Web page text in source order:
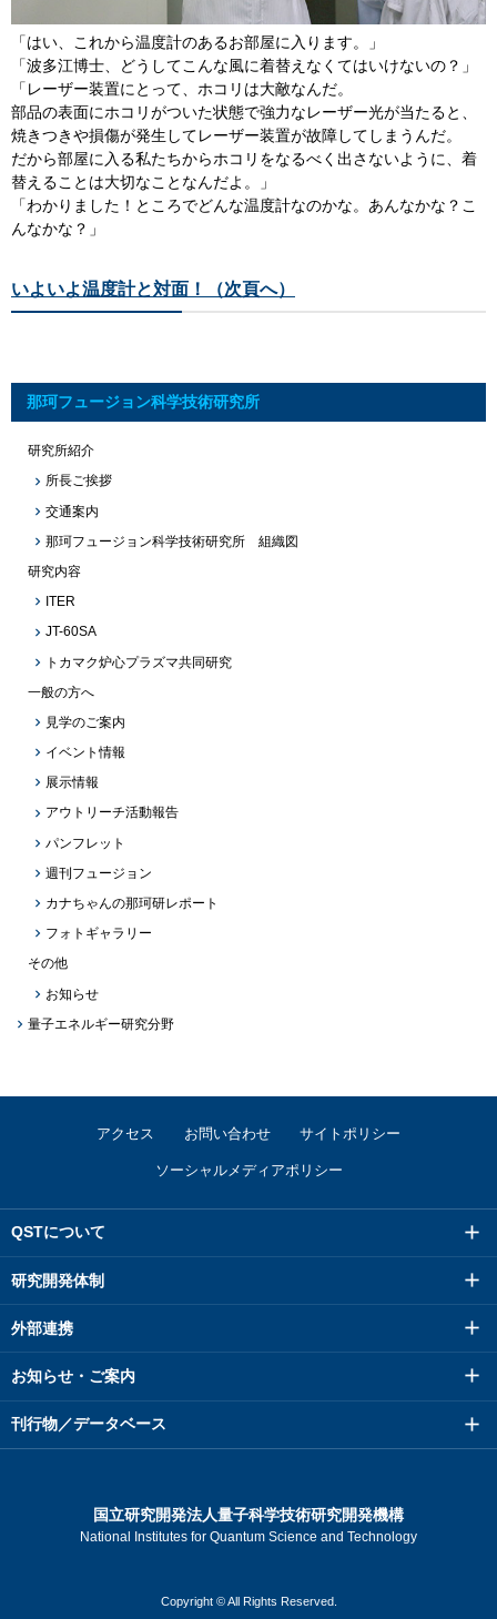
「はい、これから温度計のあるお部屋に入ります。」
「波多江博士、どうしてこんな風に着替えなくてはいけないの？」
「レーザー装置にとって、ホコリは大敵なんだ。
部品の表面にホコリがついた状態で強力なレーザー光が当たると、
焼きつきや損傷が発生してレーザー装置が故障してしまうんだ。
だから部屋に入る私たちからホコリをなるべく出さないように、着
替えることは大切なことなんだよ。」
「わかりました！ところでどんな温度計なのかな。あんなかな？こ
んなかな？」
いよいよ温度計と対面！（次頁へ）
那珂フュージョン科学技術研究所
研究所紹介
所長ご挨拶
交通案内
那珂フュージョン科学技術研究所 組織図
研究内容
ITER
JT-60SA
トカマク炉心プラズマ共同研究
一般の方へ
見学のご案内
イベント情報
展示情報
アウトリーチ活動報告
パンフレット
週刊フュージョン
カナちゃんの那珂研レポート
フォトギャラリー
その他
お知らせ
量子エネルギー研究分野
アクセス お問い合わせ サイトポリシー
ソーシャルメディアポリシー
QSTについて
研究開発体制
外部連携
お知らせ・ご案内
刊行物／データベース
国立研究開発法人量子科学技術研究開発機構
National Institutes for Quantum Science and Technology
Copyright © All Rights Reserved.